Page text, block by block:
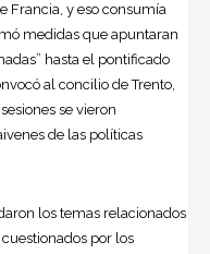
Francia, y eso consumía
medidas que apuntaran
hasta el pontificado
al concilio de Trento,
se vieron
de las políticas
los temas relacionados
por los